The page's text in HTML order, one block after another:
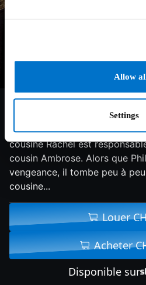
Allow
Settings
5.7/10 2017 106
Jeune orphelin, Philip est
cousine Rachel est
cousin Ambrose. Alors que
vengeance, il tombe peu à
cousine...
Louer
Acheter
Disponible sur